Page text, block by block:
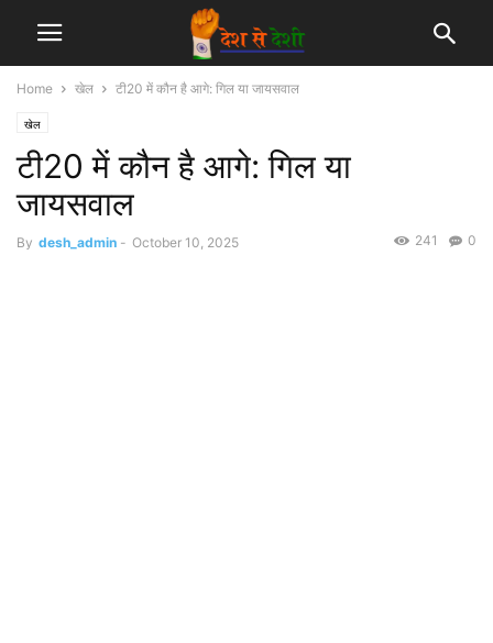
Home खेल टी20 में कौन है आगे: गिल या जायसवाल
खेल
टी20 में कौन है आगे: गिल या
जायसवाल
By desh_admin - October 10, 2025 0
241